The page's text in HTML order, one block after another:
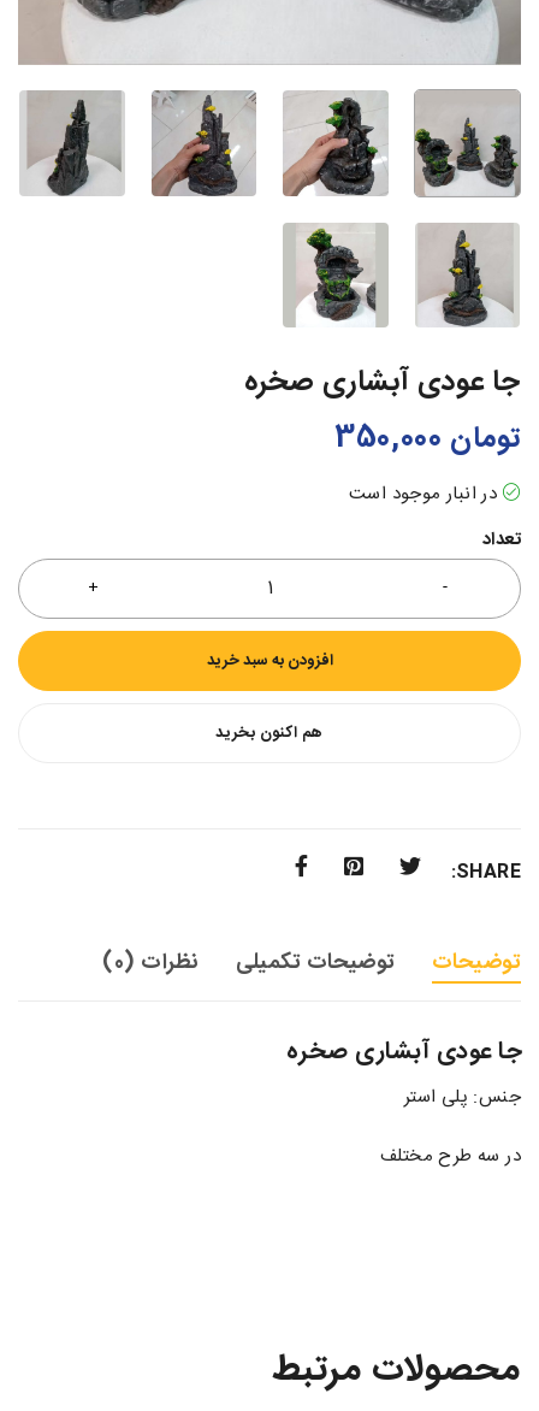
جا عودی آبشاری صخره
تومان
در انبار موجود است
تعداد
افزودن به سبد خرید
هم اکنون بخرید
SHARE:
توضیحات توضیحات تکمیلی نظرات (0)
جا عودی آبشاری صخره
جنس: پلی استر
در سه طرح مختلف
محصولات مرتبط